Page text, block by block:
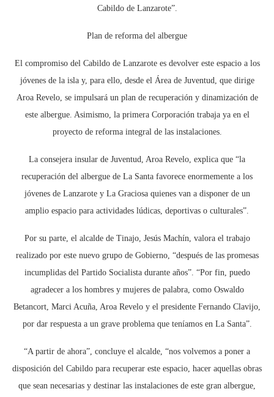
Cabildo de Lanzarote”.
Plan de reforma del albergue
El compromiso del Cabildo de Lanzarote es devolver este espacio a los
jóvenes de la isla y, para ello, desde el Área de Juventud, que dirige
Aroa Revelo, se impulsará un plan de recuperación y dinamización de
este albergue. Asimismo, la primera Corporación trabaja ya en el
proyecto de reforma integral de las instalaciones.
La consejera insular de Juventud, Aroa Revelo, explica que “la
recuperación del albergue de La Santa favorece enormemente a los
jóvenes de Lanzarote y La Graciosa quienes van a disponer de un
amplio espacio para actividades lúdicas, deportivas o culturales”.
Por su parte, el alcalde de Tinajo, Jesús Machín, valora el trabajo
realizado por este nuevo grupo de Gobierno, “después de las promesas
incumplidas del Partido Socialista durante años”. “Por fin, puedo
agradecer a los hombres y mujeres de palabra, como Oswaldo
Betancort, Marci Acuña, Aroa Revelo y el presidente Fernando Clavijo,
por dar respuesta a un grave problema que teníamos en La Santa”.
“A partir de ahora”, concluye el alcalde, “nos volvemos a poner a
disposición del Cabildo para recuperar este espacio, hacer aquellas obras
que sean necesarias y destinar las instalaciones de este gran albergue,